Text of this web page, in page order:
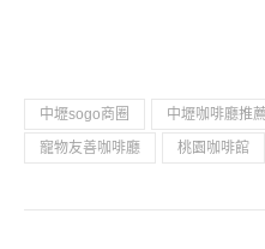
中壢sogo商圈 中壢咖啡廳推薦
寵物友善咖啡廳
桃園咖啡館